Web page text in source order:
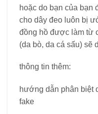
hoặc do bạn của bạn
cho dây đeo luôn bị
đồng hồ được làm từ
(da bò, da cá sấu) sẽ
thông tin thêm:
hướng dẫn phân biệt
fake